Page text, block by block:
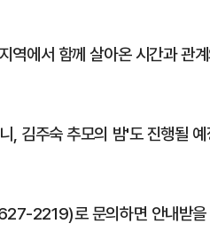
에서 함께 살아온 시간과 관
, 김주숙 추모의 밤'도 진행될
2219)로 문의하면 안내받을